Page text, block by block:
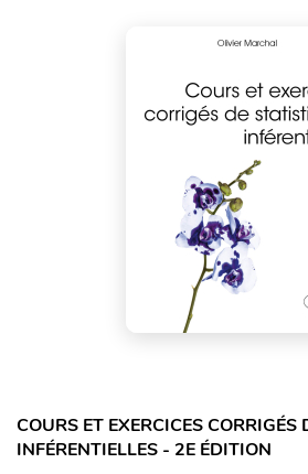
COURS ET EXERCICES CORRIGÉS
INFÉRENTIELLES - 2E ÉDITION